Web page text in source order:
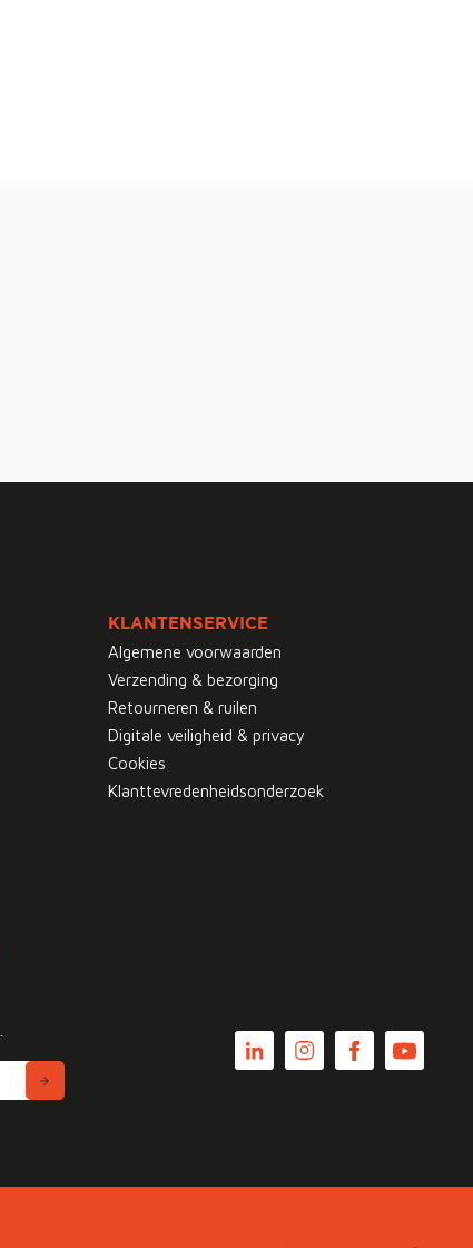
KLANTENSERVICE
Algemene voorwaarden
Verzending & bezorging
Retourneren & ruilen
Digitale veiligheid & privacy
Cookies
Klanttevredenheidsonderzoek